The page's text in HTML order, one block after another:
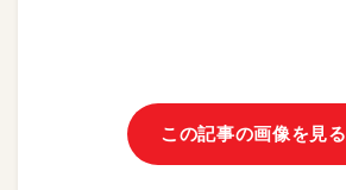
この記事の画像を見る